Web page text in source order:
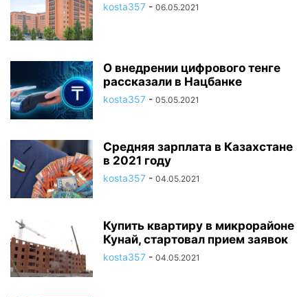
kosta357 - 06.05.2021
О внедрении цифрового тенге
рассказали в Нацбанке
kosta357 - 05.05.2021
Средняя зарплата в Казахстане
в 2021 году
kosta357 - 04.05.2021
Купить квартиру в микрорайоне
Кунай, стартовал прием заявок
kosta357 - 04.05.2021